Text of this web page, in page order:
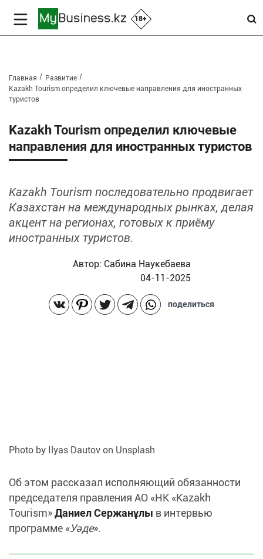
18+
Главная
Развитие
Kazakh Tourism определил ключевые направления для иностранных
туристов
Kazakh Tourism определил ключевые
направления для иностранных туристов
Kazakh Tourism последовательно продвигает
Казахстан на международных рынках, делая
акцент на регионах, готовых к приёму
иностранных туристов.
поделиться
Автор: Сабина Наукебаева
04-11-2025
Photo by Ilyas Dautov on Unsplash
Об этом рассказал исполняющий обязанности
председателя правления АО «НК «Kazakh
Tourism»Даниел Сержанұлы в интервью
программе «Уәде».